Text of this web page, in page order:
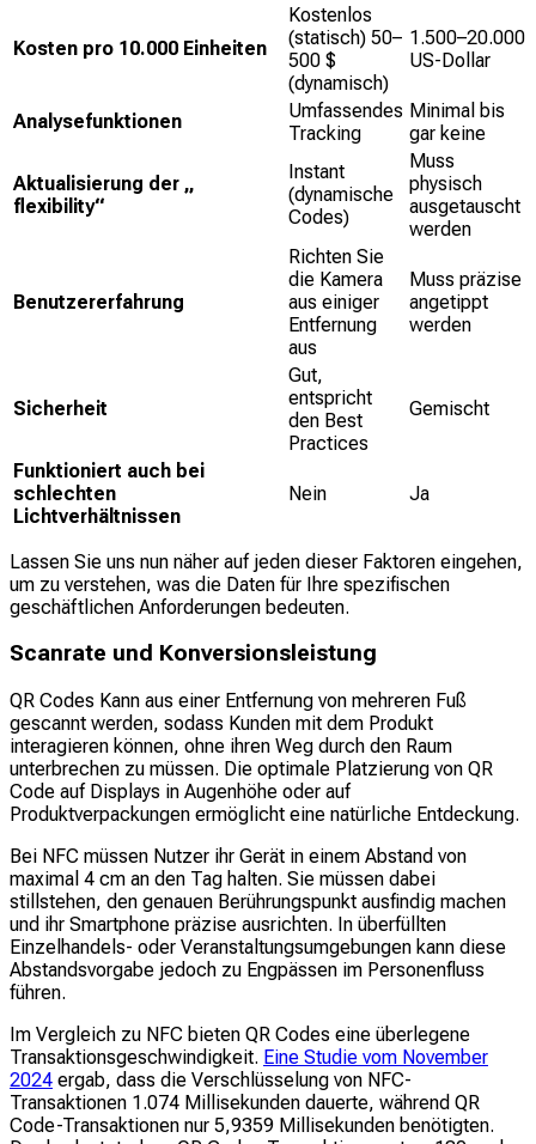
Kosten pro 10.000 Einheiten
Kostenlos
(statisch) 50–
500 $
(dynamisch)
1.500–20.000
US-Dollar
Analysefunktionen
Umfassendes
Tracking
Minimal bis
gar keine
Aktualisierung der „
flexibility“
Instant
(dynamische
Codes)
Muss
physisch
ausgetauscht
werden
Benutzererfahrung
Richten Sie
die Kamera
aus einiger
Entfernung
aus
Muss präzise
angetippt
werden
Sicherheit
Gut,
entspricht
den Best
Practices
Gemischt
Funktioniert auch bei
schlechten
Lichtverhältnissen
Nein Ja
Lassen Sie uns nun näher auf jeden dieser Faktoren eingehen,
um zu verstehen, was die Daten für Ihre spezifischen
geschäftlichen Anforderungen bedeuten.
Scanrate und Konversionsleistung
QR Codes Kann aus einer Entfernung von mehreren Fuß
gescannt werden, sodass Kunden mit dem Produkt
interagieren können, ohne ihren Weg durch den Raum
unterbrechen zu müssen. Die optimale Platzierung von QR
Code auf Displays in Augenhöhe oder auf
Produktverpackungen ermöglicht eine natürliche Entdeckung.
Bei NFC müssen Nutzer ihr Gerät in einem Abstand von
maximal 4 cm an den Tag halten. Sie müssen dabei
stillstehen, den genauen Berührungspunkt ausfindig machen
und ihr Smartphone präzise ausrichten. In überfüllten
Einzelhandels- oder Veranstaltungsumgebungen kann diese
Abstandsvorgabe jedoch zu Engpässen im Personenfluss
führen.
Im Vergleich zu NFC bieten QR Codes eine überlegene
Transaktionsgeschwindigkeit. Eine Studie vom November
2024 ergab, dass die Verschlüsselung von NFC-
Transaktionen 1.074 Millisekunden dauerte, während QR
Code-Transaktionen nur 5,9359 Millisekunden benötigten.